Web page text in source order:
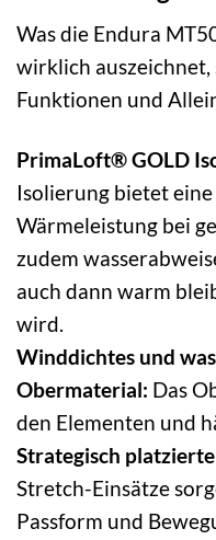
Was die Endura
wirklich
Funktionen und
PrimaLoft® GOLD
Isolierung bietet
Wärmeleistung bei
zudem
auch dann warm
wird.
Winddichtes und
Obermaterial: Das
den Elementen und
Strategisch
Stretch-Einsätze
Passform und